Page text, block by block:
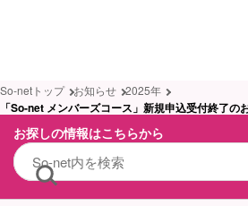
So-netトップ お知らせ 2025年
「So-net メンバーズコース」新規申込受付終了の
お探しの情報はこちらから